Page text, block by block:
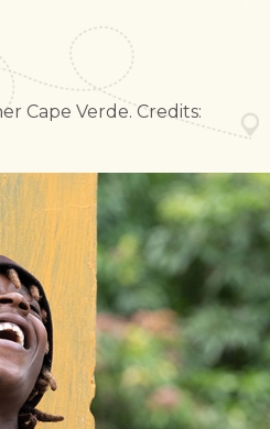
Cape Verde. Credits: